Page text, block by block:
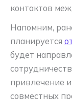
контактов
Напомним,
планируется
будет
привлечение
совместных